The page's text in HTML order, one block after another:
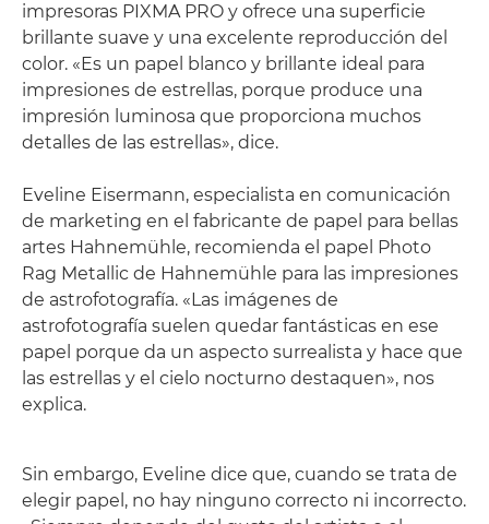
impresoras PIXMA PRO y ofrece una superficie
brillante suave y una excelente reproducción del
color. «Es un papel blanco y brillante ideal para
impresiones de estrellas, porque produce una
impresión luminosa que proporciona muchos
detalles de las estrellas», dice.
Eveline Eisermann, especialista en comunicación
de marketing en el fabricante de papel para bellas
artes Hahnemühle, recomienda el papel Photo
Rag Metallic de Hahnemühle para las impresiones
de astrofotografía. «Las imágenes de
astrofotografía suelen quedar fantásticas en ese
papel porque da un aspecto surrealista y hace que
las estrellas y el cielo nocturno destaquen», nos
explica.
Sin embargo, Eveline dice que, cuando se trata de
elegir papel, no hay ninguno correcto ni incorrecto.